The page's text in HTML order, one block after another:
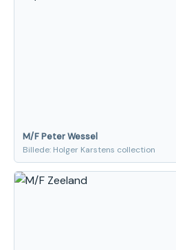
M/F Peter Wessel
Billede: Holger Karstens collection